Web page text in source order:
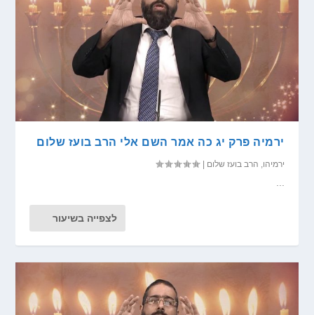
ירמיה פרק יג כה אמר השם אלי הרב בועז שלום
ירמיהו הרב בועז שלום |
לצפייה בשיעור